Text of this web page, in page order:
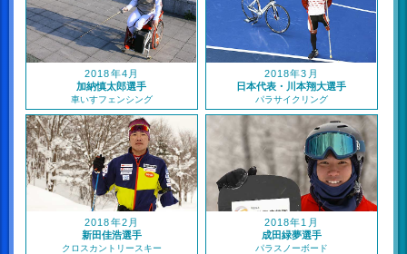
2018年4月
加納慎太郎選手
車いすフェンシング
2018年3月
日本代表・川本翔大選手
パラサイクリング
2018年2月
新田佳浩選手
クロスカントリースキー
2018年1月
成田緑夢選手
パラスノーボード